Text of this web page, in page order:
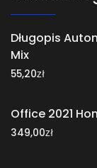
Długopis
Mix
55,20zł
Office 2021
349,00zł